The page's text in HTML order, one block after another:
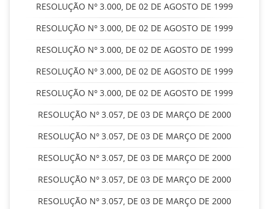
RESOLUÇÃO Nº 3.000, DE 02 DE AGOSTO DE 1999
RESOLUÇÃO Nº 3.000, DE 02 DE AGOSTO DE 1999
RESOLUÇÃO Nº 3.000, DE 02 DE AGOSTO DE 1999
RESOLUÇÃO Nº 3.000, DE 02 DE AGOSTO DE 1999
RESOLUÇÃO Nº 3.000, DE 02 DE AGOSTO DE 1999
RESOLUÇÃO Nº 3.057, DE 03 DE MARÇO DE 2000
RESOLUÇÃO Nº 3.057, DE 03 DE MARÇO DE 2000
RESOLUÇÃO Nº 3.057, DE 03 DE MARÇO DE 2000
RESOLUÇÃO Nº 3.057, DE 03 DE MARÇO DE 2000
RESOLUÇÃO Nº 3.057, DE 03 DE MARÇO DE 2000